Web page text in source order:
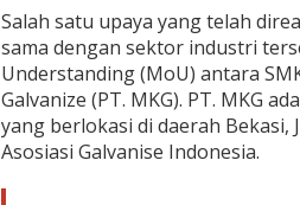
a
n
i
s
e
Salah satu upaya yang telah
sama dengan sektor industri
Understanding (MoU) antara
Galvanize (PT. MKG). PT. MKG
yang berlokasi di daerah Bekasi,
Asosiasi Galvanise Indonesia.